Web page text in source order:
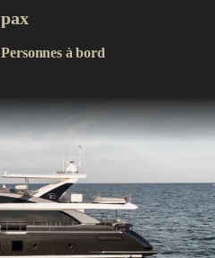
pax
Personnes à bord